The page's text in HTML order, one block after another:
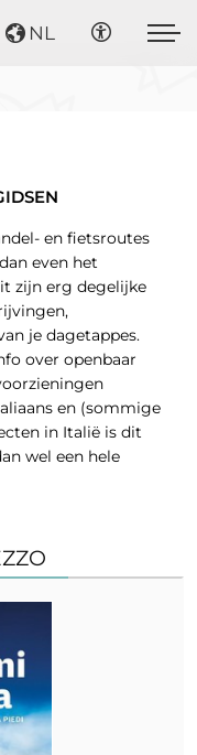
NL
en fietsroutes
even het
zijn erg degelijke
je dagetappes.
over openbaar
en (sommige
in Italië is dit
wel een hele